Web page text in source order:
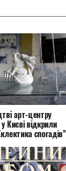
арт-центру
Києві відкрили
спогадів”